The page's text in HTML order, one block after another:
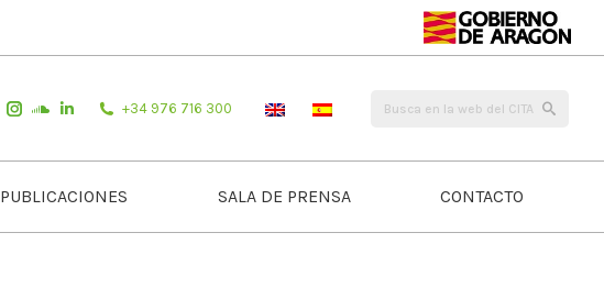
+34 976 716 300
PUBLICACIONES SALA DE PRENSA CONTACTO